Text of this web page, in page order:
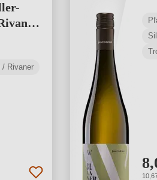
/ Rivaner